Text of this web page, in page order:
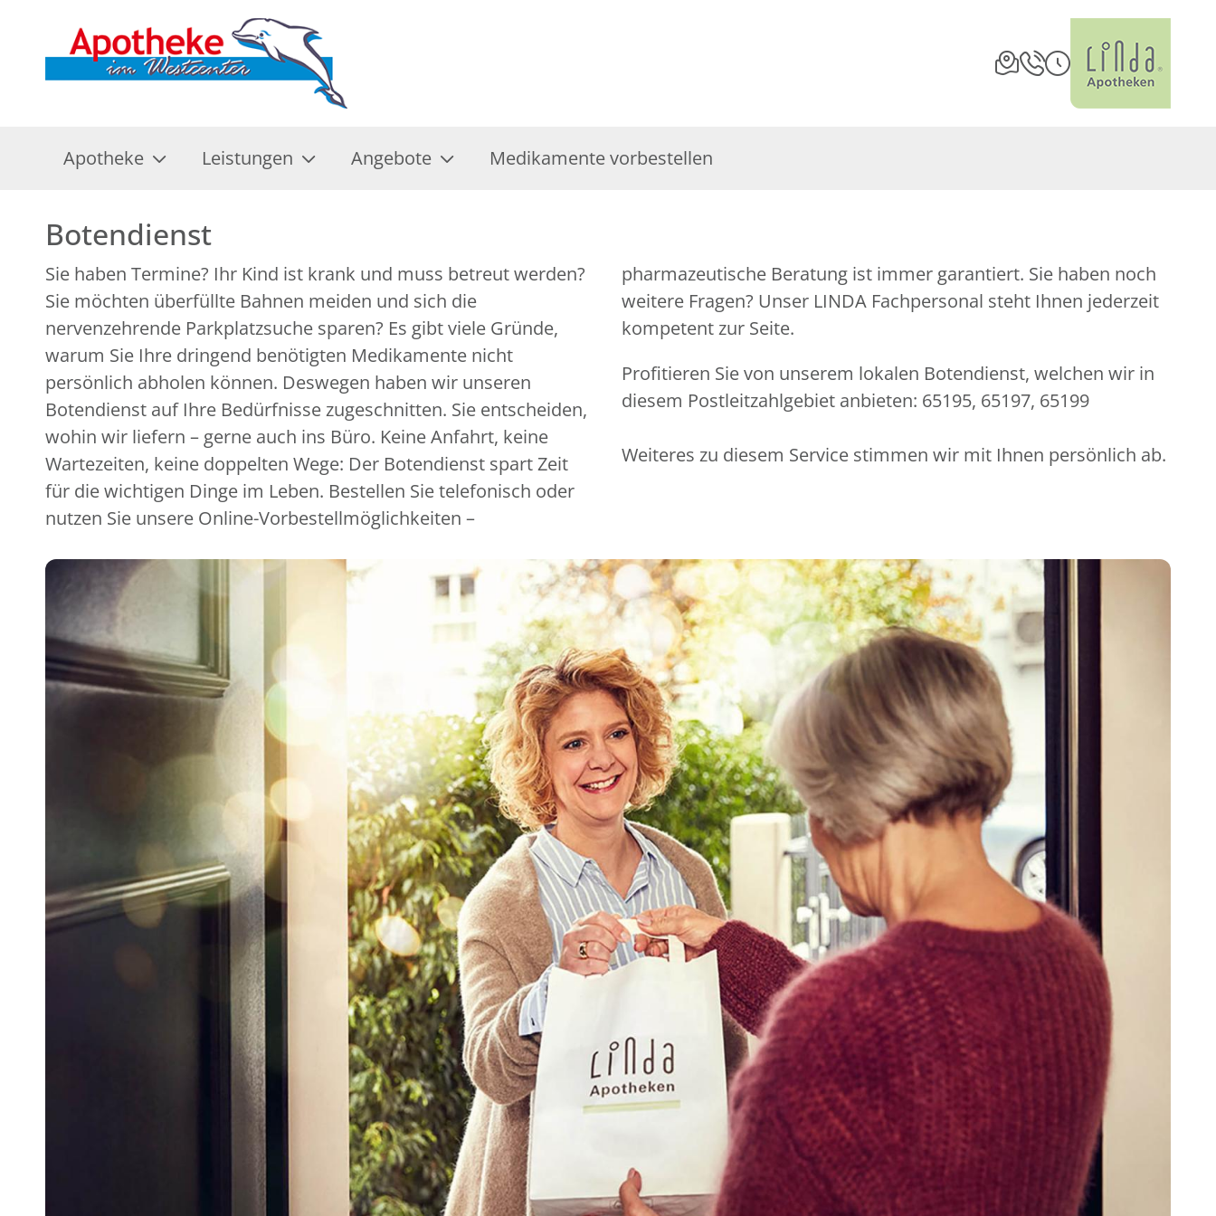
Apotheke Leistungen Angebote Medikamente vorbestellen
Botendienst
Sie haben Termine? Ihr Kind ist krank und muss betreut werden?
Sie möchten überfüllte Bahnen meiden und sich die
nervenzehrende Parkplatzsuche sparen? Es gibt viele Gründe,
warum Sie Ihre dringend benötigten Medikamente nicht
persönlich abholen können. Deswegen haben wir unseren
Botendienst auf Ihre Bedürfnisse zugeschnitten. Sie entscheiden,
wohin wir liefern – gerne auch ins Büro. Keine Anfahrt, keine
Wartezeiten, keine doppelten Wege: Der Botendienst spart Zeit
für die wichtigen Dinge im Leben. Bestellen Sie telefonisch oder
nutzen Sie unsere Online-Vorbestellmöglichkeiten –
pharmazeutische Beratung ist immer garantiert. Sie haben noch
weitere Fragen? Unser LINDA Fachpersonal steht Ihnen jederzeit
kompetent zur Seite.
Profitieren Sie von unserem lokalen Botendienst, welchen wir in
diesem Postleitzahlgebiet anbieten: 65195, 65197, 65199
Weiteres zu diesem Service stimmen wir mit Ihnen persönlich ab.